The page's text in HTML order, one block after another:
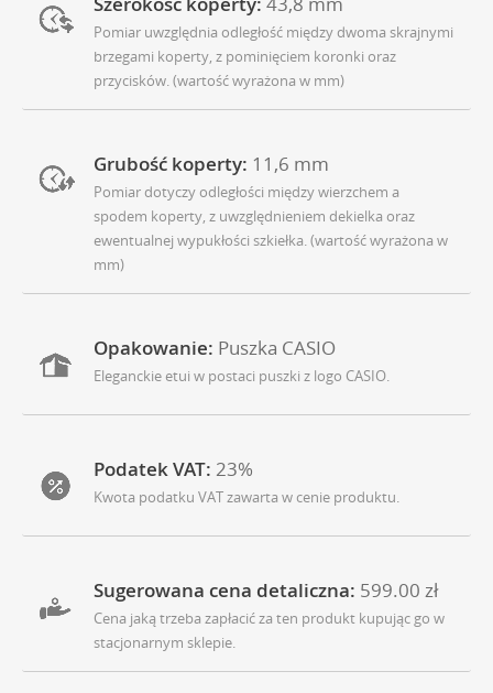
Pomiar uwzględnia odległość między dwoma skrajnymi
brzegami koperty, z pominięciem koronki oraz
przycisków. (wartość wyrażona w mm)
Grubość koperty: 11,6 mm
Pomiar dotyczy odległości między wierzchem a
spodem koperty, z uwzględnieniem dekielka oraz
ewentualnej wypukłości szkiełka. (wartość wyrażona w
mm)
Opakowanie: Puszka CASIO
Eleganckie etui w postaci puszki z logo CASIO.
Podatek VAT: 23%
Kwota podatku VAT zawarta w cenie produktu.
Sugerowana cena detaliczna: 599.00 zł
Cena jaką trzeba zapłacić za ten produkt kupując go w
stacjonarnym sklepie.